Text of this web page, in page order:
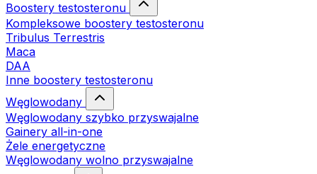
Boostery testosteronu
Kompleksowe boostery testosteronu
Tribulus Terrestris
Maca
DAA
Inne boostery testosteronu
Węglowodany
Węglowodany szybko przyswajalne
Gainery all-in-one
Żele energetyczne
Węglowodany wolno przyswajalne